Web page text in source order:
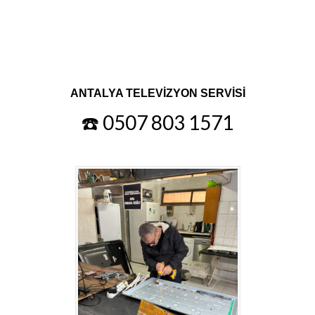
ANTALYA TELEVİZYON SERVİSİ
☎️ 0507 803 1571